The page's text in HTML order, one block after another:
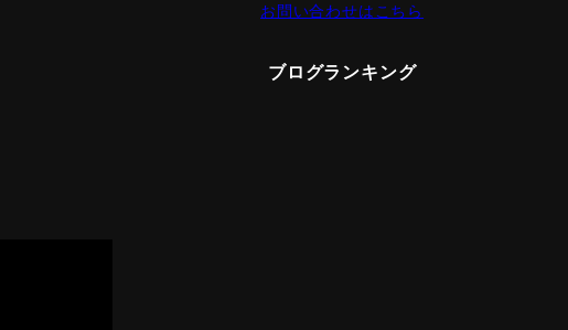
お問い合わせはこちら
ブログランキング